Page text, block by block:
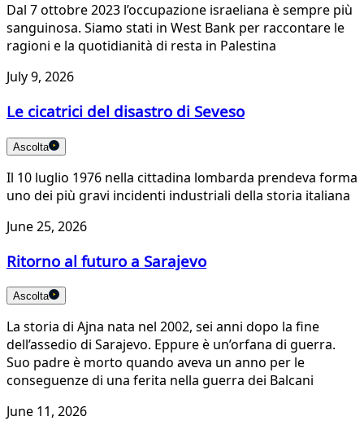
Dal 7 ottobre 2023 l’occupazione israeliana è sempre più
sanguinosa. Siamo stati in West Bank per raccontare le
ragioni e la quotidianità di resta in Palestina
July 9, 2026
Le cicatrici del disastro di Seveso
Ascolta
Il 10 luglio 1976 nella cittadina lombarda prendeva forma
uno dei più gravi incidenti industriali della storia italiana
June 25, 2026
Ritorno al futuro a Sarajevo
Ascolta
La storia di Ajna nata nel 2002, sei anni dopo la fine
dell’assedio di Sarajevo. Eppure è un’orfana di guerra.
Suo padre è morto quando aveva un anno per le
conseguenze di una ferita nella guerra dei Balcani
June 11, 2026